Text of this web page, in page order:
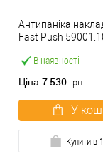
В наявності
Антипаніка
Fast Push
червона
Ціна 7 530 грн.
У
Купити в